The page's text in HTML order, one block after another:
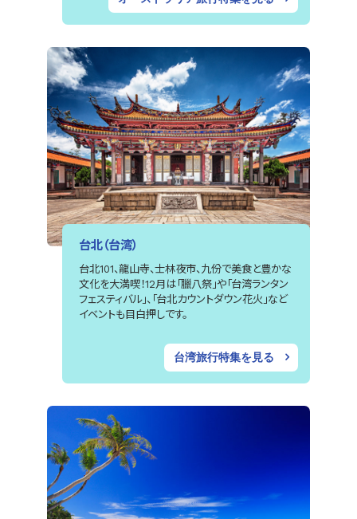
台北（台湾）
台北101、龍山寺、士林夜市、九份で美食と豊かな
文化を大満喫！12月は「臘八祭」や「台湾ランタン
フェスティバル」、「台北カウントダウン花火」など
イベントも目白押しです。
台湾旅行特集を見る